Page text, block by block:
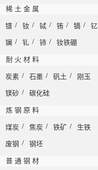
稀 土 金 属
镨 / 钕 / 铽 / 铕 / 镝 / 钇
镧 / 钆 / 铈 / 钕铁硼
耐 火 材 料
炭素 / 石墨 / 矾土 / 刚玉
镁砂 / 碳化硅
炼 钢 原 料
煤炭 / 焦炭 / 铁矿 / 生铁
废钢 / 钢坯
普 通 钢 材